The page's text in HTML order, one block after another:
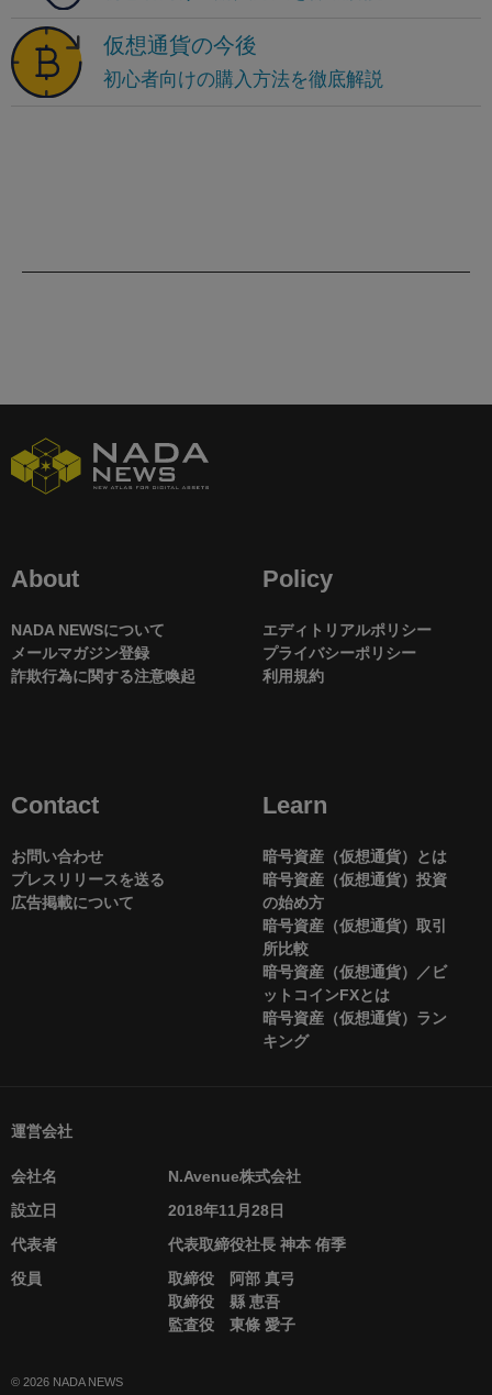
About
NADA NEWSについて
メールマガジン登録
詐欺行為に関する注意喚起
Policy
エディトリアルポリシー
プライバシーポリシー
利用規約
Contact
お問い合わせ
プレスリリースを送る
広告掲載について
Learn
暗号資産（仮想通貨）とは
暗号資産（仮想通貨）投資
の始め方
暗号資産（仮想通貨）取引
所比較
暗号資産（仮想通貨）／ビ
ットコインFXとは
暗号資産（仮想通貨）ラン
キング
運営会社
会社名
N.Avenue株式会社
設立日
2018年11月28日
代表者
代表取締役社長 神本 侑季
役員
取締役 阿部 真弓
取締役 縣 恵吾
監査役 東條 愛子
© 2026 NADA NEWS